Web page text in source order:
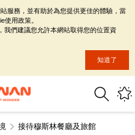
接待穆斯林餐廳及旅館
服務，並有助於為您提供更佳的體驗，當
使用政策。
我們建議您允許本網站取得您的位置資
知道了